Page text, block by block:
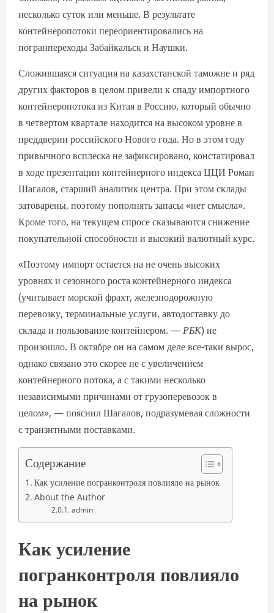
несколько суток или меньше. В результате
контейнеропотоки переориентировались на
погранпереходы Забайкальск и Наушки.
Сложившаяся ситуация на казахстанской таможне и ряд
других факторов в целом привели к спаду импортного
контейнеропотока из Китая в Россию, который обычно
в четвертом квартале находится на высоком уровне в
преддверии российского Нового года. Но в этом году
привычного всплеска не зафиксировано, констатировал
в ходе презентации контейнерного индекса ЦЦИ Роман
Шагалов, старший аналитик центра. При этом склады
затоварены, поэтому пополнять запасы «нет смысла».
Кроме того, на текущем спросе сказываются снижение
покупательной способности и высокий валютный курс.
«Поэтому импорт остается на не очень высоких
уровнях и сезонного роста контейнерного индекса
(учитывает морской фрахт, железнодорожную
перевозку, терминальные услуги, автодоставку до
склада и пользование контейнером. —РБК) не
произошло. В октябре он на самом деле все-таки вырос,
однако связано это скорее не с увеличением
контейнерного потока, а с такими несколько
независимыми причинами от грузоперевозок в
целом», — пояснил Шагалов, подразумевая сложности
с транзитными поставками.
Содержание
Как усиление погранконтроля повлияло на рынок
About the Author
admin
Как усиление
погранконтроля повлияло
на рынок